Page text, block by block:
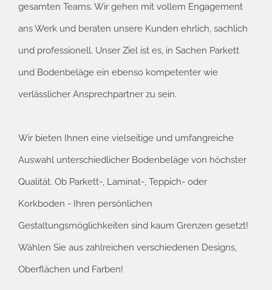
gesamten Teams. Wir gehen mit vollem Engagement
ans Werk und beraten unsere Kunden ehrlich, sachlich
und professionell. Unser Ziel ist es, in Sachen Parkett
und Bodenbeläge ein ebenso kompetenter wie
verlässlicher Ansprechpartner zu sein.
Wir bieten Ihnen eine vielseitige und umfangreiche
Auswahl unterschiedlicher Bodenbeläge von höchster
Qualität. Ob Parkett-, Laminat-, Teppich- oder
Korkboden - Ihren persönlichen
Gestaltungsmöglichkeiten sind kaum Grenzen gesetzt!
Wählen Sie aus zahlreichen verschiedenen Designs,
Oberflächen und Farben!